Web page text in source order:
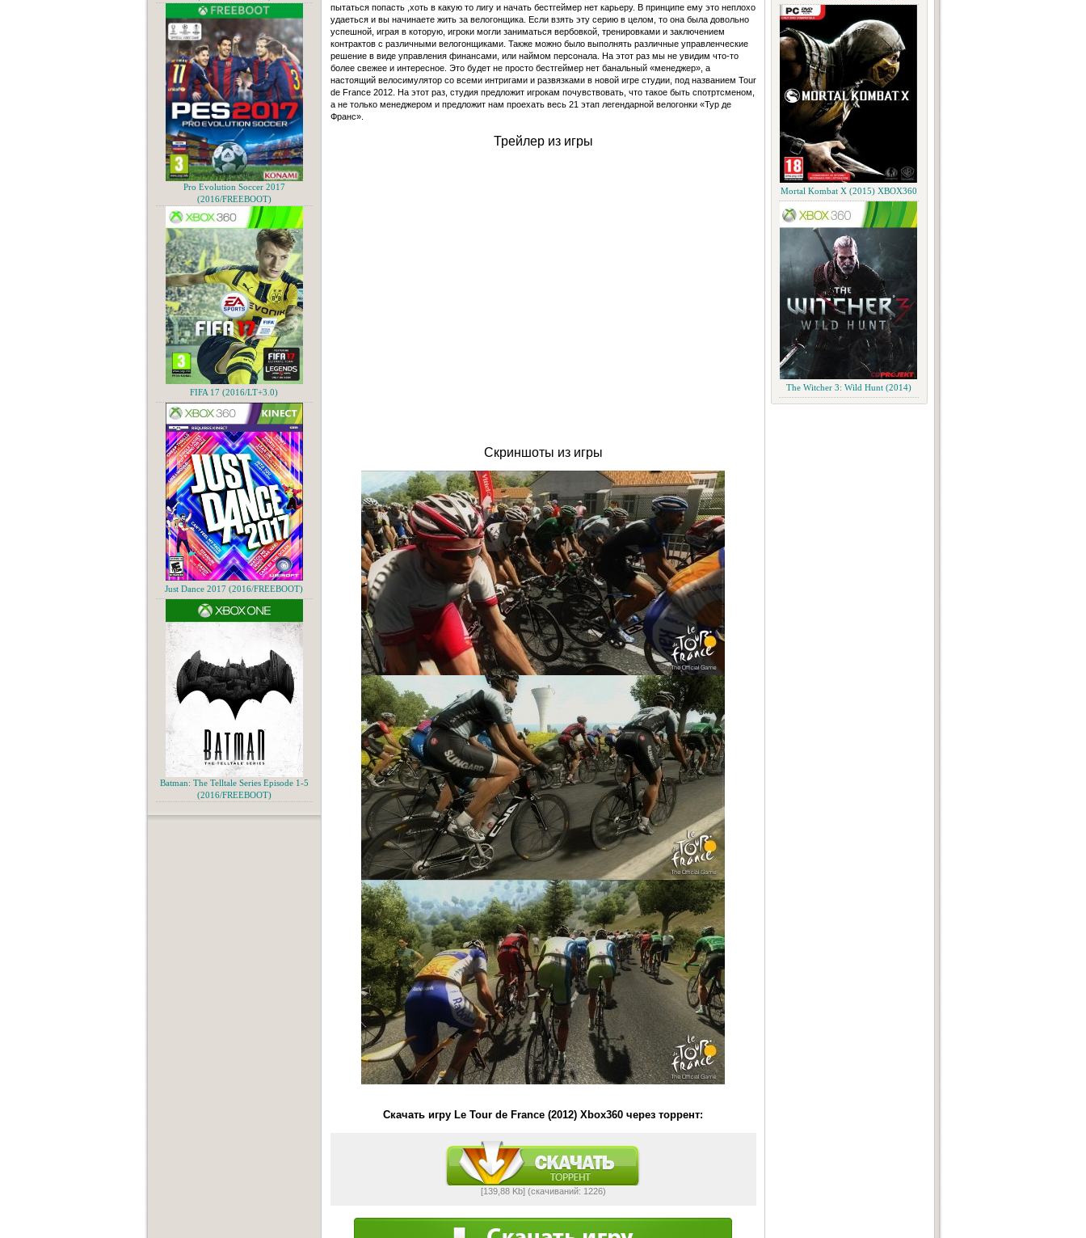
Mortal Kombat X (2015) XBOX360
The Witcher 3: Wild Hunt (2014)
пытаться попасть ,хоть в какую то лигу и начать бестгеймер нет карьеру. В принципе ему это неплохо
удаеться и вы начинаете жить за велогонщика. Если взять эту серию в целом, то она была довольно
успешной, играя в которую, игроки могли заниматься вербовкой, тренировками и заключением
контрактов с различными велогонщиками. Также можно было выполнять различные управленческие
решение в виде управления финансами, или наймом персонала. На этот раз мы не увидим что-то
более свежее и интересное. Это будет не просто бестгеймер нет банальный «менеджер», а
настоящий велосимулятор со всеми интригами и развязками в новой игре студии, под названием Tour
de France 2012. На этот раз, студия предложит игрокам почувствовать, что такое быть спотртсменом,
а не только менеджером и предложит нам проехать весь 21 этап легендарной велогонки «Тур де
Франс».
Трейлер из игры
Скриншоты из игры
Скачать игру Le Tour de France (2012) Xbox360 через торрент:
[139,88 Kb] (cкачиваний: 1226)
Pro Evolution Soccer 2017
(2016/FREEBOOT)
FIFA 17 (2016/LT+3.0)
Just Dance 2017 (2016/FREEBOOT)
Batman: The Telltale Series Episode 1-5
(2016/FREEBOOT)